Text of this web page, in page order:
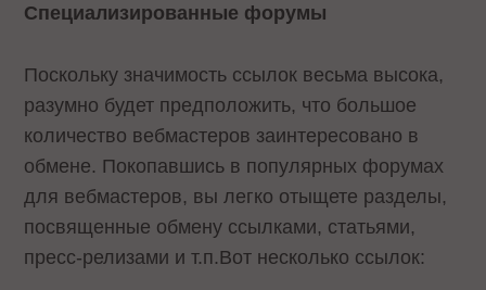
Специализированные форумы
Поскольку значимость ссылок весьма высока,
разумно будет предположить, что большое
количество вебмастеров заинтересовано в
обмене. Покопавшись в популярных форумах
для вебмастеров, вы легко отыщете разделы,
посвященные обмену ссылками, статьями,
пресс-релизами и т.п.Вот несколько ссылок: